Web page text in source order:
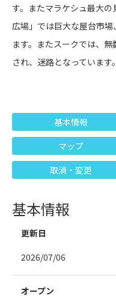
す。またマラケシュ最大
広場」では巨大な屋台市
ます。またスークでは、
され、迷路となっています。
基本情報
マップ
取消・変更
基本情報
更新日
2026/07/06
オープン